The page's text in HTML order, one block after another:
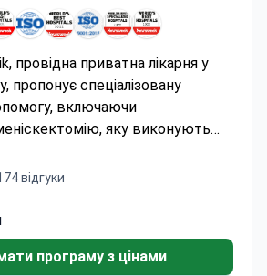
провідна приватна лікарня у
пропонує спеціалізовану
включаючи
яку виконують
в сучасних операційних.
клініки співпрацює з
до передових методик та
методів лікування.
відгуки
програму з цінами